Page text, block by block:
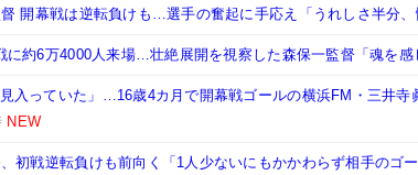
開幕戦は逆転負けも…選手の奮起に手応え「うれしさ半分、
に約6万4000人来場…壮絶展開を視察した森保一監督「魂を感
入っていた」…16歳4カ月で開幕戦ゴールの横浜FM・三井寺
NEW
初戦逆転負けも前向く「1人少ないにもかかわらず相手のゴ